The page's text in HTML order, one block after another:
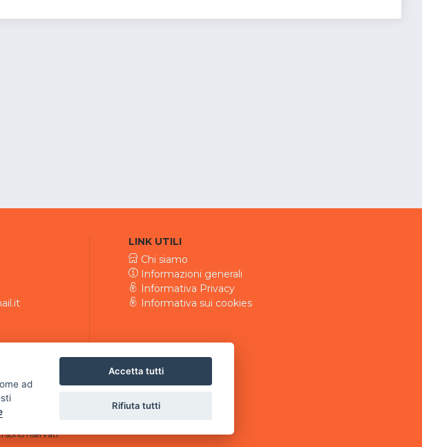
LINK UTILI
Chi siamo
Informazioni generali
Informativa Privacy
Informativa sui cookies
riservati.
ad
Accetta tutti
Rifiuta tutti